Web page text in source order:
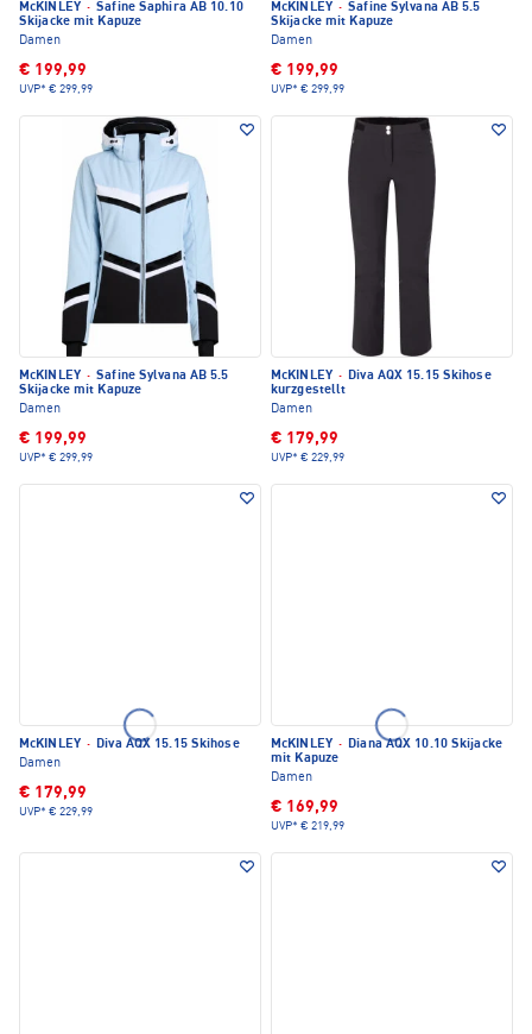
McKINLEY · Safine Saphira AB 10.10
Skijacke mit Kapuze
Damen
€ 199,99
UVP* € 299,99
McKINLEY · Safine Sylvana AB 5.5
Skijacke mit Kapuze
Damen
€ 199,99
UVP* € 299,99
McKINLEY · Safine Sylvana AB 5.5
Skijacke mit Kapuze
Damen
€ 199,99
UVP* € 299,99
McKINLEY · Diva AQX 15.15 Skihose
kurzgestellt
Damen
€ 179,99
UVP* € 229,99
McKINLEY · Diva AQX 15.15 Skihose
Damen
€ 179,99
UVP* € 229,99
McKINLEY · Diana AQX 10.10 Skijacke
mit Kapuze
Damen
€ 169,99
UVP* € 219,99